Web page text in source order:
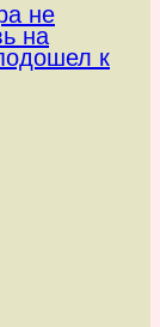
не
на
к